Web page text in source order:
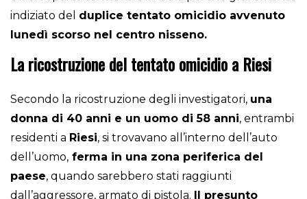
e del reparto territoriale di Gela perché gravemente
duplice tentato omicidio avvenuto
La ricostruzione del tentato omicidio a Riesi
Secondo la ricostruzione degli investigatori,
donna di 40 anni e un uomo di 58 anni
, entrambi
residenti a
, si trovavano all’interno dell’auto
ferma in una zona periferica del
paese
, quando sarebbero stati raggiunti